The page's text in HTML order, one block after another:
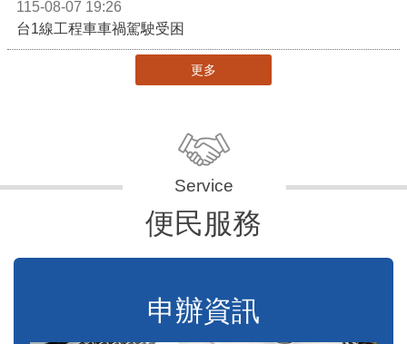
115-08-07 19:26
台1線工程車車禍駕駛受困
更多
便民服務
申辦資訊